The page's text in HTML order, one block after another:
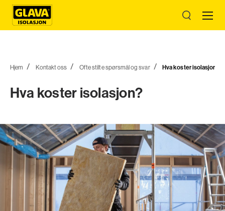
Hjem Kontakt oss Ofte stilte spørsmål og svar Hva koster isolasjon?
Hva koster isolasjon?